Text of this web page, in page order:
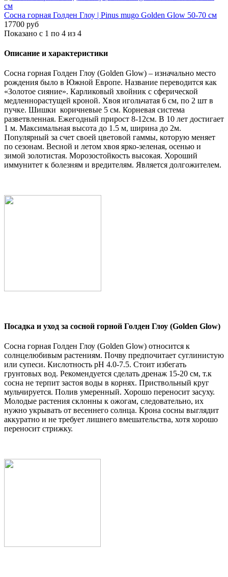
Сосна горная Голден Глоу | Pinus mugo Golden Glow 50-70 см
17700 руб
Показано с 1 по 4 из 4
Описание и характеристики
Сосна горная Голден Глоу (Golden Glow) – изначально место
рождения было в Южной Европе. Название переводится как
«Золотое сияние». Карликовый хвойник с сферической
медленнорастущей кроной. Хвоя игольчатая 6 см, по 2 шт в
пучке. Шишки коричневые 5 см. Корневая система
разветвленная. Ежегодный прирост 8-12см. В 10 лет достигает
1 м. Максимальная высота до 1.5 м, ширина до 2м.
Популярный за счет своей цветовой гаммы, которую меняет
по сезонам. Весной и летом хвоя ярко-зеленая, осенью и
зимой золотистая. Морозостойкость высокая. Хороший
иммунитет к болезням и вредителям. Является долгожителем.
Посадка и уход за сосной горной Голден Глоу (Golden Glow)
Сосна горная Голден Глоу (Golden Glow) относится к
солнцелюбивым растениям. Почву предпочитает суглинистую
или супеси. Кислотность pH 4.0-7.5. Стоит избегать
грунтовых вод. Рекомендуется сделать дренаж 15-20 см, т.к
сосна не терпит застоя воды в корнях. Приствольный круг
мульчируется. Полив умеренный. Хорошо переносит засуху.
Молодые растения склонны к ожогам, следовательно, их
нужно укрывать от весеннего солнца. Крона сосны выглядит
аккуратно и не требует лишнего вмешательства, хотя хорошо
переносит стрижку.